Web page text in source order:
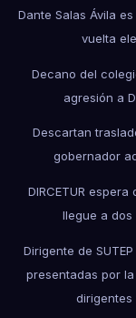
Dante Salas Ávila
vuelta
Decano del
agresión a
Descartan
gobernador
DIRCETUR
llegue a dos
Dirigente de
presentadas por
dirigentes